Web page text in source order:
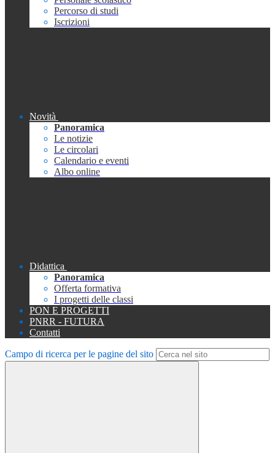
Percorso di studi
Iscrizioni
Novità
Panoramica
Le notizie
Le circolari
Calendario e eventi
Albo online
Didattica
Panoramica
Offerta formativa
I progetti delle classi
PON E PROGETTI
PNRR - FUTURA
Contatti
Campo di ricerca per le pagine del sito